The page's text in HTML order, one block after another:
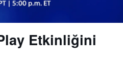
Etkinliğini